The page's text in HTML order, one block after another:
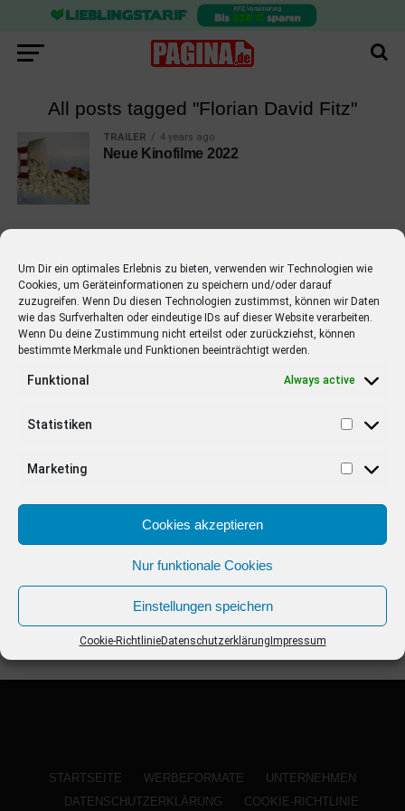
Um Dir ein optimales Erlebnis zu bieten, verwenden wir Technologien wie
Cookies, um Geräteinformationen zu speichern und/oder darauf
zuzugreifen. Wenn Du diesen Technologien zustimmst, können wir Daten
wie das Surfverhalten oder eindeutige IDs auf dieser Website verarbeiten.
Wenn Du deine Zustimmung nicht erteilst oder zurückziehst, können
bestimmte Merkmale und Funktionen beeinträchtigt werden.
Funktional Always active
Statistiken
Marketing
Cookies akzeptieren
Nur funktionale Cookies
Einstellungen speichern
Cookie-RichtlinieDatenschutzerklärung Impressum
All posts tagged "Florian David Fitz"
TRAILER 4 years ago
Neue Kinofilme 2022
EMPFOHLEN
STARS 4 years ago
Barbara Schöneberger Moderatorin
von “Verstehen Sie Spaß?”
STARTSEITE WERBEFORMATE
UNTERNEHMEN
DATENSCHUTZERKLÄRUNG
COOKIE-RICHTLINIE